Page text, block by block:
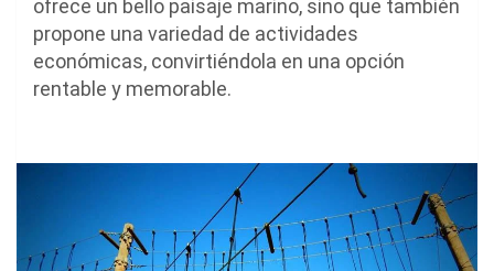
ofrece un bello paisaje marino, sino que también
propone una variedad de actividades
económicas, convirtiéndola en una opción
rentable y memorable.